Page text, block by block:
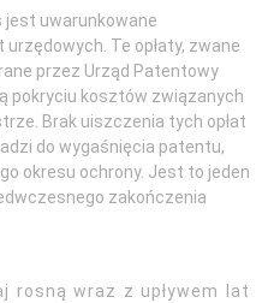
jest uwarunkowane
Te opłaty, zwane
przez Urząd Patentowy
pokryciu kosztów związanych
Brak uiszczenia tych opłat
do wygaśnięcia patentu,
okresu ochrony. Jest to jeden
zakończenia
rosną wraz z upływem lat